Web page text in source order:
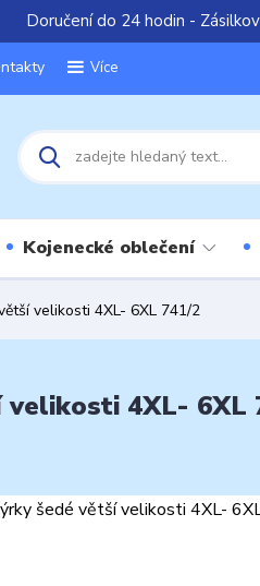
Doručení do 24 hodin -
Více
Kojenecké oblečení
velikosti 4XL- 6XL 741/2
4XL- 6XL